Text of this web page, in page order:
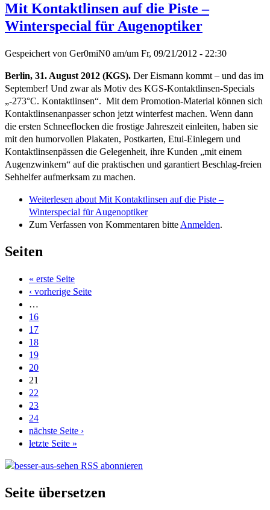
Mit Kontaktlinsen auf die Piste –
Winterspecial für Augenoptiker
Gespeichert von Ger0miN0 am/um Fr, 09/21/2012 - 22:30
Berlin, 31. August 2012 (KGS). Der Eismann kommt – und das im
September! Und zwar als Motiv des KGS-Kontaktlinsen-Specials
„-273°C. Kontaktlinsen“. Mit dem Promotion-Material können sich
Kontaktlinsenanpasser schon jetzt winterfest machen. Wenn dann
die ersten Schneeflocken die frostige Jahreszeit einleiten, haben sie
mit den humorvollen Plakaten, Postkarten, Etui-Einlegern und
Kontaktlinsenpässen die Gelegenheit, ihre Kunden „mit einem
Augenzwinkern“ auf die praktischen und garantiert Beschlag-freien
Sehhelfer aufmerksam zu machen.
Weiterlesen about Mit Kontaktlinsen auf die Piste –
Winterspecial für Augenoptiker
Zum Verfassen von Kommentaren bitte Anmelden.
Seiten
« erste Seite
‹ vorherige Seite
…
16
17
18
19
20
21
22
23
24
nächste Seite ›
letzte Seite »
Seite übersetzen